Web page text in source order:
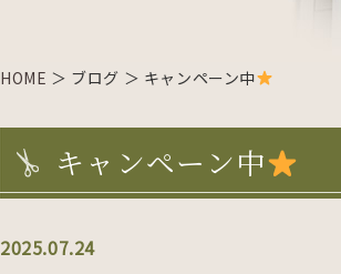
HOME ＞ ブログ ＞ キャンペーン中
キャンペーン中
2025.07.24